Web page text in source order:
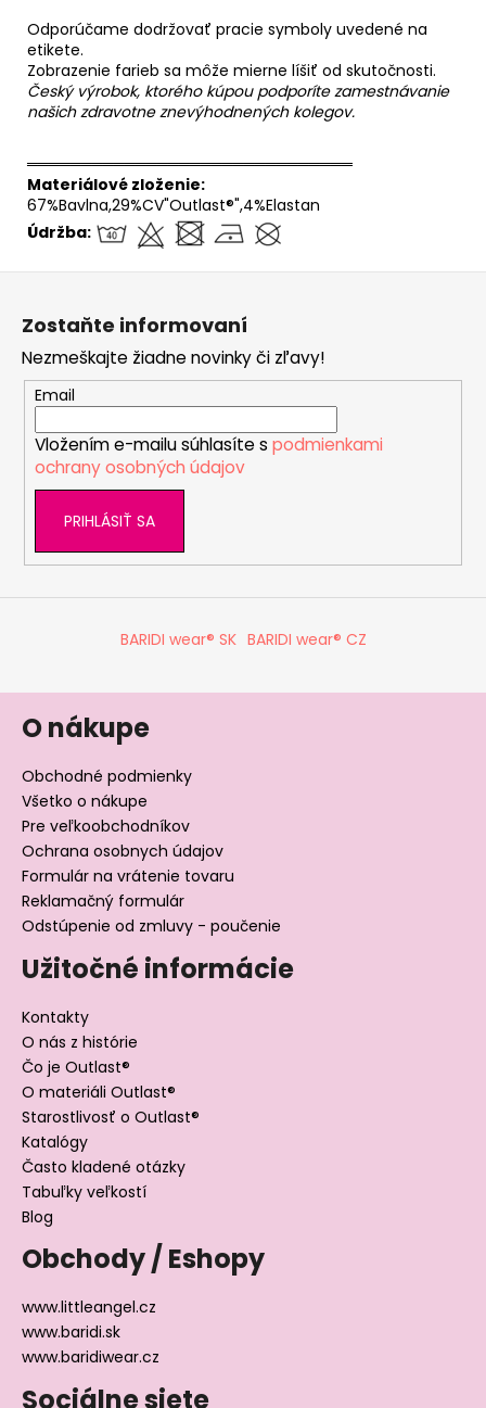
Odporúčame dodržovať pracie symboly uvedené na
etikete.
Zobrazenie farieb sa môže mierne líšiť od skutočnosti.
Český výrobok, ktorého kúpou podporíte zamestnávanie
našich zdravotne znevýhodnených kolegov.
══════════════════════════════
Materiálové zloženie:
67%Bavlna,29%CV"Outlast®",4%Elastan
Údržba:
Zostaňte informovaní
Nezmeškajte žiadne novinky či zľavy!
Email
Vložením e-mailu súhlasíte s podmienkami
ochrany osobných údajov
PRIHLÁSIŤ SA
BARIDI wear® SK BARIDI wear® CZ
O nákupe
Obchodné podmienky
Všetko o nákupe
Pre veľkoobchodníkov
Ochrana osobnych údajov
Formulár na vrátenie tovaru
Reklamačný formulár
Odstúpenie od zmluvy - poučenie
Užitočné informácie
Kontakty
O nás z histórie
Čo je Outlast®
O materiáli Outlast®
Starostlivosť o Outlast®
Katalógy
Často kladené otázky
Tabuľky veľkostí
Blog
Obchody / Eshopy
www.littleangel.cz
www.baridi.sk
www.baridiwear.cz
Sociálne siete